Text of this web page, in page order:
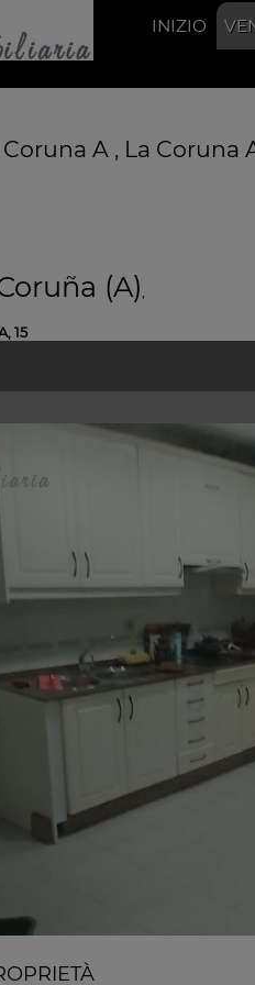
INIZIO
A , La Coruna
(A),
15